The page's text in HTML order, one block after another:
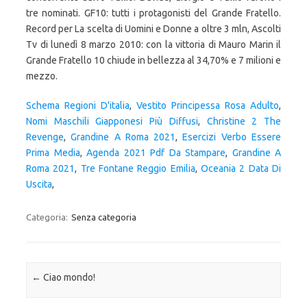
Schema Regioni D'italia, Vestito Principessa Rosa Adulto,
Nomi Maschili Giapponesi Più Diffusi, Christine 2 The
Revenge,Grandine A Roma 2021,Esercizi Verbo Essere
Prima Media, Agenda 2021 Pdf Da Stampare, Grandine A
Roma 2021, Tre Fontane Reggio Emilia,Oceania 2 Data Di
Uscita,
Categoria: Senza categoria
Navigazione articolo
← Ciao mondo!